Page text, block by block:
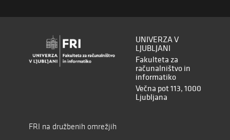
UNIVERZA V
LJUBLJANI
Fakulteta za
računalništvo in
informatiko
Večna pot 113, 1000
Ljubljana
FRI na družbenih omrežjih